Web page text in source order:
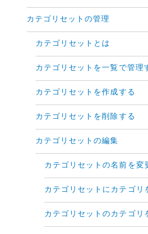
カテゴリセットの管理
カテゴリセットとは
カテゴリセットを一覧で管理
カテゴリセットを作成する
カテゴリセットを削除する
カテゴリセットの編集
カテゴリセットの名前を変
カテゴリセットにカテゴリ
カテゴリセットのカテゴリ